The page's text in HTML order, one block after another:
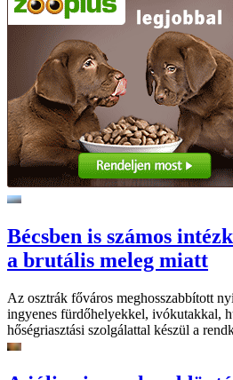
Bécsben is számos
a brutális meleg miatt
Az osztrák főváros meghosszabbított
ingyenes fürdőhelyekkel, ivókutakkal,
hőségriasztási szolgálattal készül a